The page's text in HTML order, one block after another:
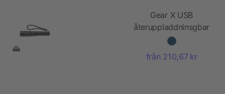
Gear X USB
återuppladdninsgbar
ficklampa
från 210,67 kr